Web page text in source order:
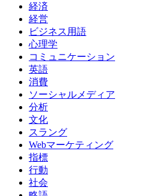
経済
経営
ビジネス用語
心理学
コミュニケーション
英語
消費
ソーシャルメディア
分析
文化
スラング
Webマーケティング
指標
行動
社会